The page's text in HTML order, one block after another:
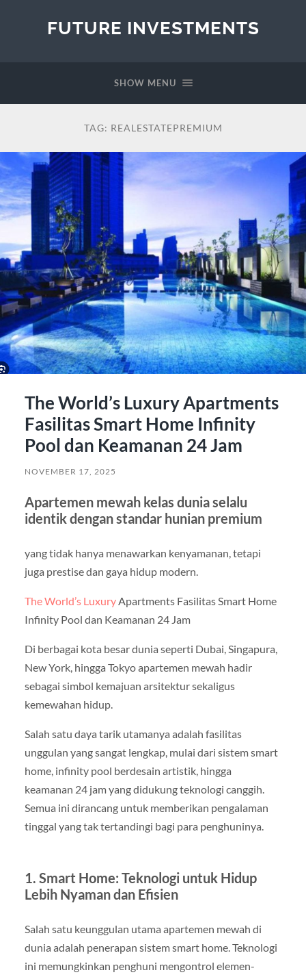
FUTURE INVESTMENTS
SHOW MENU
TAG: REALESTATEPREMIUM
The World’s Luxury Apartments
Fasilitas Smart Home Infinity
Pool dan Keamanan 24 Jam
NOVEMBER 17, 2025
Apartemen mewah kelas dunia selalu
identik dengan standar hunian premium
yang tidak hanya menawarkan kenyamanan, tetapi
juga prestise dan gaya hidup modern.
The World’s LuxuryApartments Fasilitas Smart Home
Infinity Pool dan Keamanan 24 Jam
Di berbagai kota besar dunia seperti Dubai, Singapura,
New York, hingga Tokyo apartemen mewah hadir
sebagai simbol kemajuan arsitektur sekaligus
kemewahan hidup.
Salah satu daya tarik utamanya adalah fasilitas
unggulan yang sangat lengkap, mulai dari sistem smart
home, infinity pool berdesain artistik, hingga
keamanan 24 jam yang didukung teknologi canggih.
Semua ini dirancang untuk memberikan pengalaman
tinggal yang tak tertandingi bagi para penghuninya.
1. Smart Home: Teknologi untuk Hidup
Lebih Nyaman dan Efisien
Salah satu keunggulan utama apartemen mewah di
dunia adalah penerapan sistem smart home. Teknologi
ini memungkinkan penghuni mengontrol elemen-